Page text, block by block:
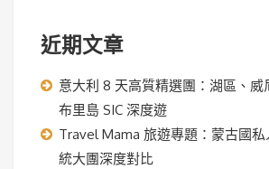
近期文章
意大利 8 天高質精選團：湖區、威
布里島 SIC 深度遊
Travel Mama 旅遊專題：蒙古國
統大團深度對比